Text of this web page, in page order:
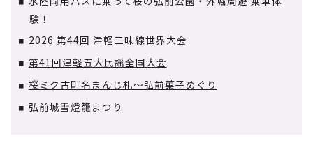
■
験！
■ 2026 第44回 津軽三味線世界大会
■ 第41回津軽五大民謡全国大会
■ 桜ミク古町名まんじ札～弘前菓子めぐり
■ 弘前城雪燈籠まつり